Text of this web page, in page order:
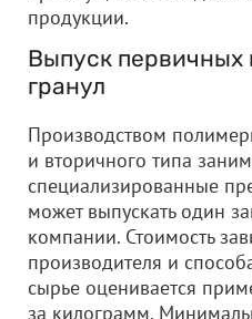
продукции.
Выпуск первичных
гранул
Производством
и вторичного типа
специализированные
может выпускать один
компании. Стоимость
производителя и
сырье оценивается
за килограмм.